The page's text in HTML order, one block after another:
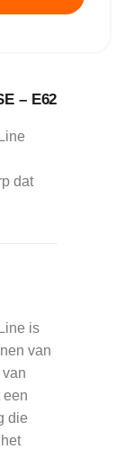
– E62
dat
is
van
een
die